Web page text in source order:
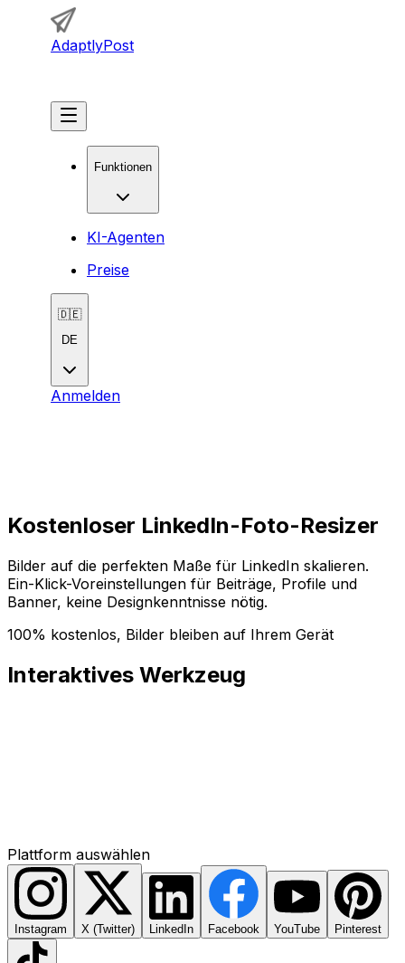
AdaptlyPost
Funktionen
KI-Agenten
Preise
🇩🇪
DE
Anmelden
Kostenloser LinkedIn-Foto-Resizer
Bilder auf die perfekten Maße für LinkedIn skalieren.
Ein-Klick-Voreinstellungen für Beiträge, Profile und
Banner, keine Designkenntnisse nötig.
100% kostenlos, Bilder bleiben auf Ihrem Gerät
Interaktives Werkzeug
Plattform auswählen
Instagram X (Twitter) LinkedIn Facebook YouTube Pinterest